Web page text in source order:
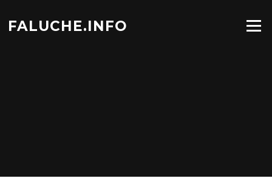
contenu
FALUCHE.INFO Menu